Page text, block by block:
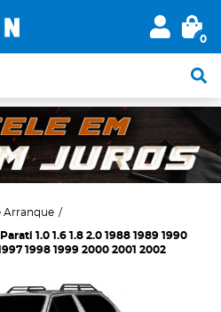
0
Arranque
1.0 1.6 1.8 2.0 1988 1989 1990
1998 1999 2000 2001 2002